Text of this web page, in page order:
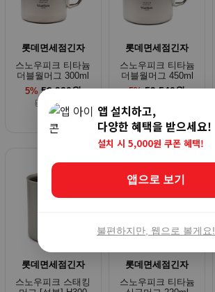
롯데면세점긴자
스노우피크 티타늄
더블월머그 300ml
5% 52,920원
55,710원
롯데면세점긴자
스노우피크 티타늄
더블월머그 450ml
5% 59,540원
롯데면세점긴자
스노우피크 스태킹
롯데면세점긴자
스노우피크 티타늄
앱 설치하고,
다양한 혜택을 받으세요!
설치 시 5,000원 쿠폰 혜택!
앱으로 보기
불편하지만, 웹으로 볼게요!